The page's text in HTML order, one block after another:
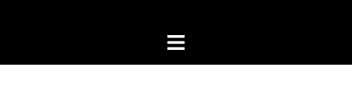
Menü